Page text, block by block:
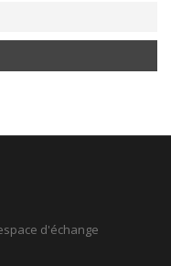
d'échange